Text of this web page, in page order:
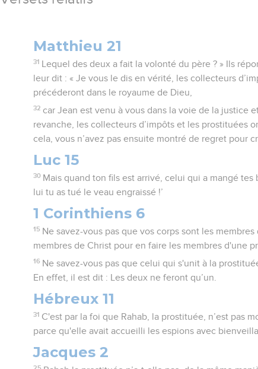
Matthieu 21
31
Lequel des deux a fait la volonté du père ? » Ils
leur dit : « Je vous le dis en vérité, les collecteurs
précéderont dans le royaume de Dieu,
32 car Jean est venu à vous dans la voie de la justice
revanche, les collecteurs d’impôts et les prostituées
cela, vous n’avez pas ensuite montré de regret pour
Luc 15
30 Mais quand ton fils est arrivé, celui qui a mangé
lui tu as tué le veau engraissé !’
1 Corinthiens 6
15 Ne savez-vous pas que vos corps sont les
membres de Christ pour en faire les membres d'une
16 Ne savez-vous pas que celui qui s'unit à la
En effet, il est dit : Les deux ne feront qu’un.
Hébreux 11
31 C'est par la foi que Rahab, la prostituée, n’est pas
parce qu'elle avait accueilli les espions avec
Jacques 2